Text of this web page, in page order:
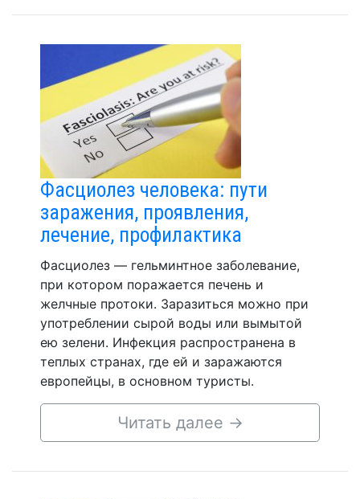
Фасциолез человека: пути
заражения, проявления,
лечение, профилактика
Фасциолез — гельминтное заболевание,
при котором поражается печень и
желчные протоки. Заразиться можно при
употреблении сырой воды или вымытой
ею зелени. Инфекция распространена в
теплых странах, где ей и заражаются
европейцы, в основном туристы.
Читать далее →